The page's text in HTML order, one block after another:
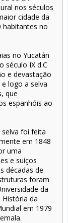
nos séculos
cidade da
habitantes no
no Yucatán
século IX d.C
e devastação
logo a selva
que
espanhóis ao
foi feita
em 1848
uma
e suíços
décadas de
foram
da
da
em 1979